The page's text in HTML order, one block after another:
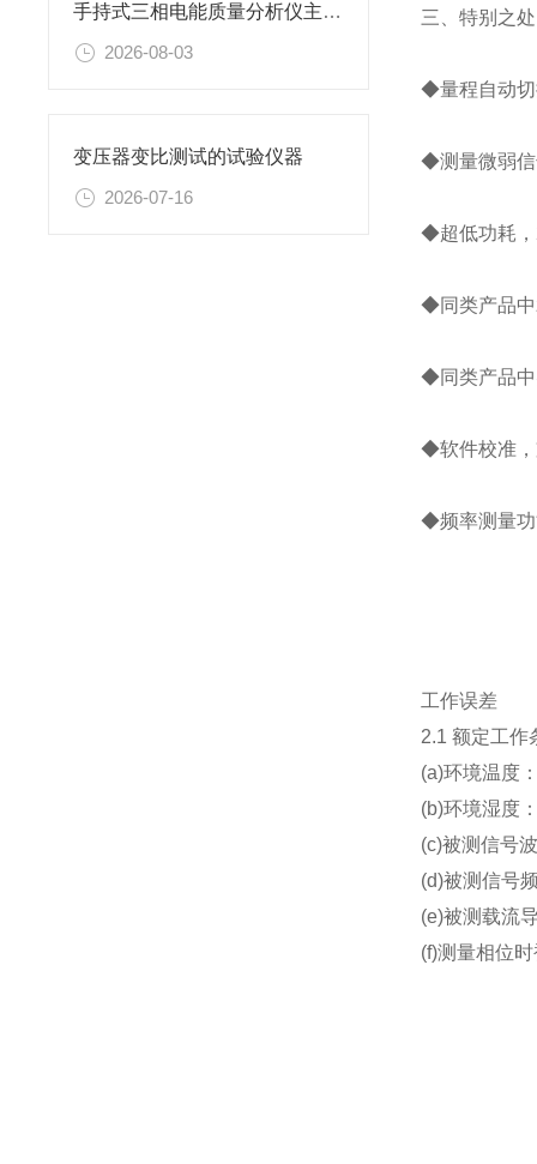
手持式三相电能质量分析仪主要特性
2026-08-03
变压器变比测试的试验仪器
2026-07-16
三、特别之处
◆量程自动切
◆测量微弱信
◆超低功耗，
◆同类产品
◆同类产品
◆软件校准，
◆频率测量功
工作误差
2.1 额定工作
(a)环境温度
(b)环境湿度
(c)被测信号
(d)被测信号
(e)被测载流
(f)测量相位